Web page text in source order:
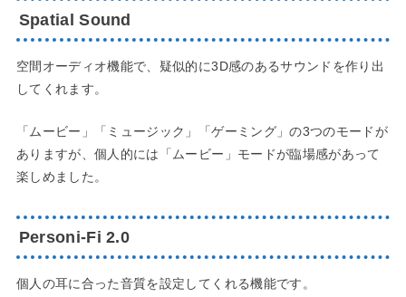
Spatial Sound
空間オーディオ機能で、疑似的に3D感のあるサウンドを作り出
してくれます。
「ムービー」「ミュージック」「ゲーミング」の3つのモードが
ありますが、個人的には「ムービー」モードが臨場感があって
楽しめました。
Personi-Fi 2.0
個人の耳に合った音質を設定してくれる機能です。